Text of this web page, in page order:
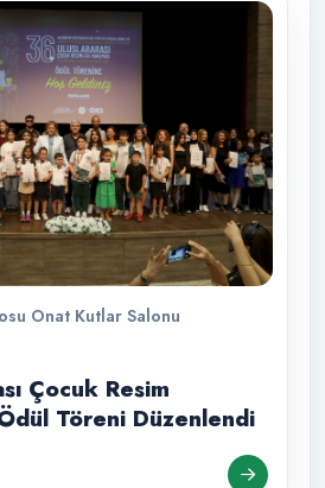
Onat Kutlar Salonu
Çocuk Resim
Ödül Töreni Düzenlendi